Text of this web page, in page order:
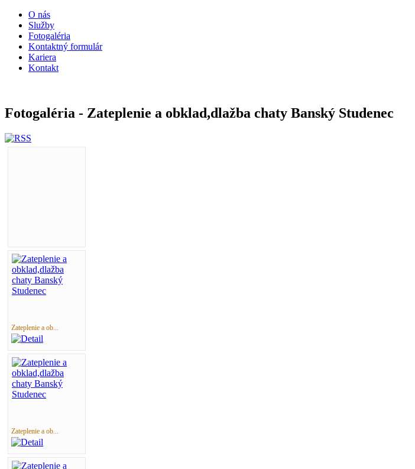
O nás
Služby
Fotogaléria
Kontaktný formulár
Kariera
Kontakt
Fotogaléria - Zateplenie a obklad,dlažba chaty Banský Studenec
Zateplenie a ob...
Zateplenie a ob...